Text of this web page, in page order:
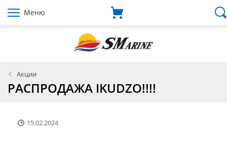
Меню
Акции
РАСПРОДАЖА IKUDZO!!!!
15.02.2024